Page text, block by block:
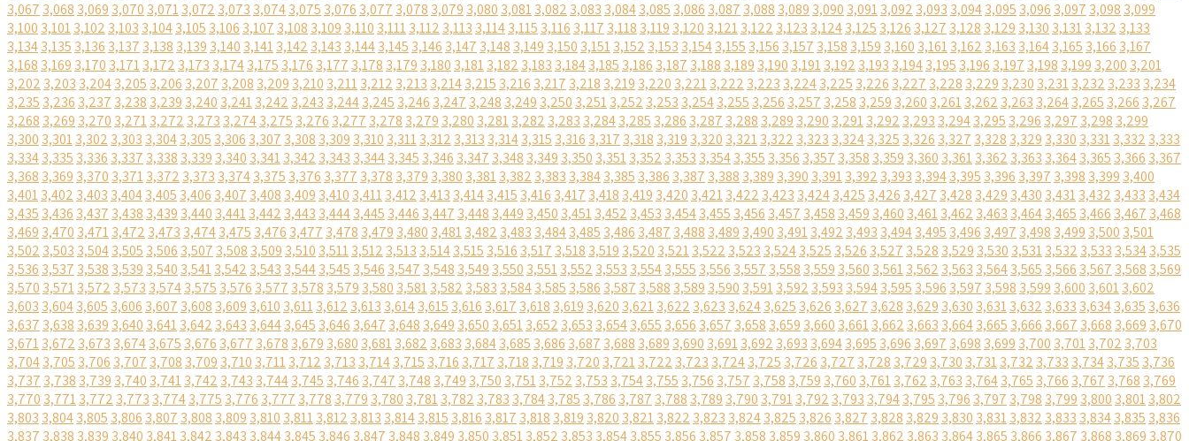
3,067 3,068 3,069 3,070 3,0713,072 3,073 3,0743,075 3,076 3,077 3,078 3,079 3,080 3,0813,082 3,083 3,0843,085 3,086 3,087 3,088 3,089 3,090 3,0913,092 3,093 3,0943,095 3,096 3,097 3,098 3,099
3,100 3,1013,102 3,103 3,1043,105 3,106 3,107 3,108 3,109 3,110 3,1113,112 3,113 3,1143,115 3,116 3,117 3,118 3,119 3,120 3,1213,122 3,123 3,1243,125 3,126 3,127 3,128 3,129 3,130 3,1313,132 3,133
3,1343,135 3,136 3,137 3,138 3,139 3,140 3,1413,142 3,143 3,1443,145 3,146 3,147 3,148 3,149 3,150 3,1513,152 3,153 3,1543,155 3,156 3,157 3,158 3,159 3,160 3,1613,162 3,163 3,1643,165 3,166 3,167
3,168 3,169 3,170 3,1713,172 3,173 3,1743,175 3,176 3,177 3,178 3,179 3,180 3,1813,182 3,183 3,1843,185 3,186 3,187 3,188 3,189 3,190 3,1913,192 3,193 3,1943,195 3,196 3,197 3,198 3,199 3,200 3,201
3,202 3,203 3,2043,205 3,206 3,207 3,208 3,209 3,210 3,2113,212 3,213 3,2143,215 3,216 3,217 3,218 3,219 3,220 3,2213,222 3,223 3,2243,225 3,226 3,227 3,228 3,229 3,230 3,2313,232 3,233 3,234
3,235 3,236 3,237 3,238 3,239 3,240 3,2413,242 3,243 3,2443,245 3,246 3,247 3,248 3,249 3,250 3,2513,252 3,253 3,2543,255 3,256 3,257 3,258 3,259 3,260 3,2613,262 3,263 3,2643,265 3,266 3,267
3,268 3,269 3,270 3,2713,272 3,273 3,2743,275 3,276 3,277 3,278 3,279 3,280 3,2813,282 3,283 3,2843,285 3,286 3,287 3,288 3,289 3,290 3,2913,292 3,293 3,2943,295 3,296 3,297 3,298 3,299
3,300 3,3013,302 3,303 3,3043,305 3,306 3,307 3,308 3,309 3,310 3,3113,312 3,313 3,3143,315 3,316 3,317 3,318 3,319 3,320 3,3213,322 3,323 3,3243,325 3,326 3,327 3,328 3,329 3,330 3,3313,332 3,333
3,3343,335 3,336 3,337 3,338 3,339 3,340 3,3413,342 3,343 3,3443,345 3,346 3,347 3,348 3,349 3,350 3,3513,352 3,353 3,3543,355 3,356 3,357 3,358 3,359 3,360 3,3613,362 3,363 3,3643,365 3,366 3,367
3,368 3,369 3,370 3,3713,372 3,373 3,3743,375 3,376 3,377 3,378 3,379 3,380 3,3813,382 3,383 3,3843,385 3,386 3,387 3,388 3,389 3,390 3,3913,392 3,393 3,3943,395 3,396 3,397 3,398 3,399 3,400
3,4013,402 3,403 3,4043,405 3,406 3,407 3,408 3,409 3,410 3,4113,412 3,413 3,4143,415 3,416 3,417 3,418 3,419 3,420 3,4213,422 3,423 3,4243,425 3,426 3,427 3,428 3,429 3,430 3,4313,432 3,433 3,434
3,435 3,436 3,437 3,438 3,439 3,440 3,4413,442 3,443 3,4443,445 3,446 3,447 3,448 3,449 3,450 3,4513,452 3,453 3,4543,455 3,456 3,457 3,458 3,459 3,460 3,4613,462 3,463 3,4643,465 3,466 3,467 3,468
3,469 3,470 3,4713,472 3,473 3,4743,475 3,476 3,477 3,478 3,479 3,480 3,4813,482 3,483 3,4843,485 3,486 3,487 3,488 3,489 3,490 3,4913,492 3,493 3,4943,495 3,496 3,497 3,498 3,499 3,500 3,501
3,502 3,503 3,5043,505 3,506 3,507 3,508 3,509 3,510 3,5113,512 3,513 3,5143,515 3,516 3,517 3,518 3,519 3,520 3,5213,522 3,523 3,5243,525 3,526 3,527 3,528 3,529 3,530 3,5313,532 3,533 3,5343,535
3,536 3,537 3,538 3,539 3,540 3,5413,542 3,543 3,5443,545 3,546 3,547 3,548 3,549 3,550 3,5513,552 3,553 3,5543,555 3,556 3,557 3,558 3,559 3,560 3,5613,562 3,563 3,5643,565 3,566 3,567 3,568 3,569
3,570 3,5713,572 3,573 3,5743,575 3,576 3,577 3,578 3,579 3,580 3,5813,582 3,583 3,5843,585 3,586 3,587 3,588 3,589 3,590 3,5913,592 3,593 3,5943,595 3,596 3,597 3,598 3,599 3,600 3,6013,602
3,603 3,6043,605 3,606 3,607 3,608 3,609 3,610 3,6113,612 3,613 3,6143,615 3,616 3,617 3,618 3,619 3,620 3,6213,622 3,623 3,6243,625 3,626 3,627 3,628 3,629 3,630 3,6313,632 3,633 3,6343,635 3,636
3,637 3,638 3,639 3,640 3,6413,642 3,643 3,6443,645 3,646 3,647 3,648 3,649 3,650 3,6513,652 3,653 3,6543,655 3,656 3,657 3,658 3,659 3,660 3,6613,662 3,663 3,6643,665 3,666 3,667 3,668 3,669 3,670
3,6713,672 3,673 3,6743,675 3,676 3,677 3,678 3,679 3,680 3,6813,682 3,683 3,6843,685 3,686 3,687 3,688 3,689 3,690 3,6913,692 3,693 3,6943,695 3,696 3,697 3,698 3,699 3,700 3,7013,702 3,703
3,7043,705 3,706 3,707 3,708 3,709 3,710 3,7113,712 3,713 3,7143,715 3,716 3,717 3,718 3,719 3,720 3,7213,722 3,723 3,7243,725 3,726 3,727 3,728 3,729 3,730 3,7313,732 3,733 3,7343,735 3,736
3,737 3,738 3,739 3,740 3,7413,742 3,743 3,7443,745 3,746 3,747 3,748 3,749 3,750 3,7513,752 3,753 3,7543,755 3,756 3,757 3,758 3,759 3,760 3,7613,762 3,763 3,7643,765 3,766 3,767 3,768 3,769
3,770 3,7713,772 3,773 3,7743,775 3,776 3,777 3,778 3,779 3,780 3,7813,782 3,783 3,7843,785 3,786 3,787 3,788 3,789 3,790 3,7913,792 3,793 3,7943,795 3,796 3,797 3,798 3,799 3,800 3,8013,802
3,803 3,8043,805 3,806 3,807 3,808 3,809 3,810 3,8113,812 3,813 3,8143,815 3,816 3,817 3,818 3,819 3,820 3,8213,822 3,823 3,8243,825 3,826 3,827 3,828 3,829 3,830 3,8313,832 3,833 3,8343,835 3,836
3,837 3,838 3,839 3,840 3,8413,842 3,843 3,8443,845 3,846 3,847 3,848 3,849 3,850 3,8513,852 3,853 3,8543,855 3,856 3,857 3,858 3,859 3,860 3,8613,862 3,863 3,8643,865 3,866 3,867 3,868 3,869 3,870